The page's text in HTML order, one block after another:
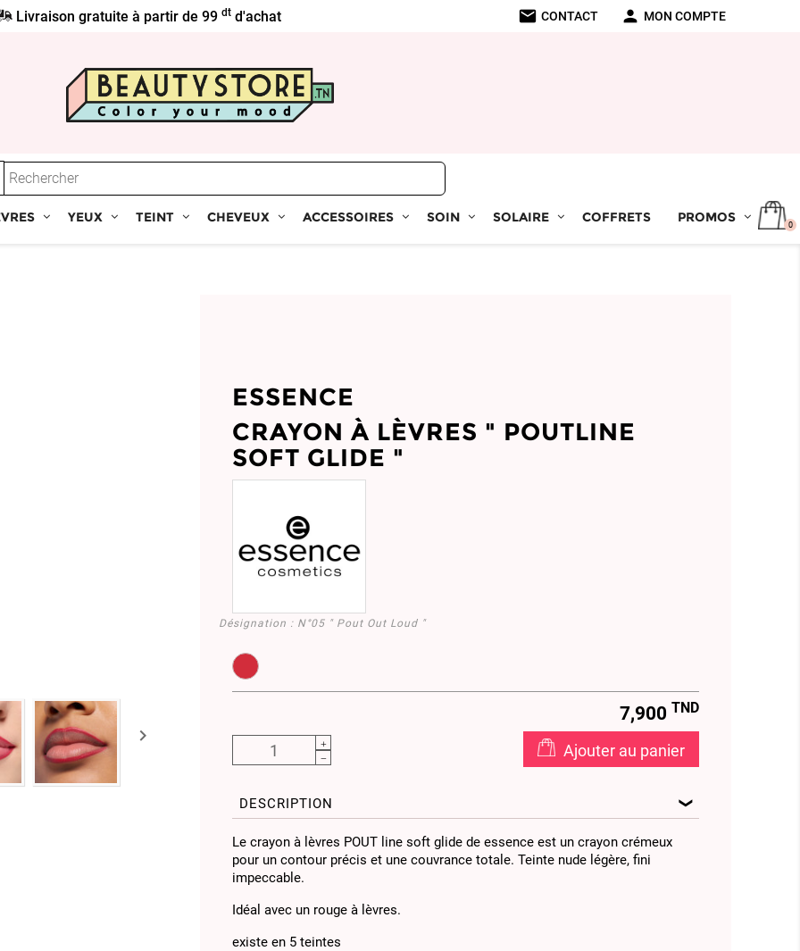
Livraison gratuite à partir de 99dt d'achat mail CONTACT person MON COMPTE
YEUX TEINT CHEVEUX ACCESSOIRES SOIN SOLAIRE COFFRETS PROMOS 0

ESSENCE
CRAYON À LÈVRES " POUTLINE
SOFT GLIDE "
Désignation : N°05 " Pout Out Loud "
EL958523.05
7,900 TND
Ajouter au panier
DESCRIPTION
Le crayon à lèvres POUT line soft glide de essence est un crayon crémeux
pour un contour précis et une couvrance totale. Teinte nude légère, fini
impeccable.
Idéal avec un rouge à lèvres.
existe en 5 teintes